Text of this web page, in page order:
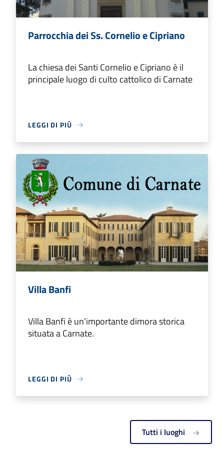
Parrocchia dei Ss. Cornelio e Cipriano
La chiesa dei Santi Cornelio e Cipriano è il
principale luogo di culto cattolico di Carnate
LEGGI DI PIÙ
Villa Banfi
Villa Banfi è un'importante dimora storica
situata a Carnate.
LEGGI DI PIÙ
Tutti i luoghi